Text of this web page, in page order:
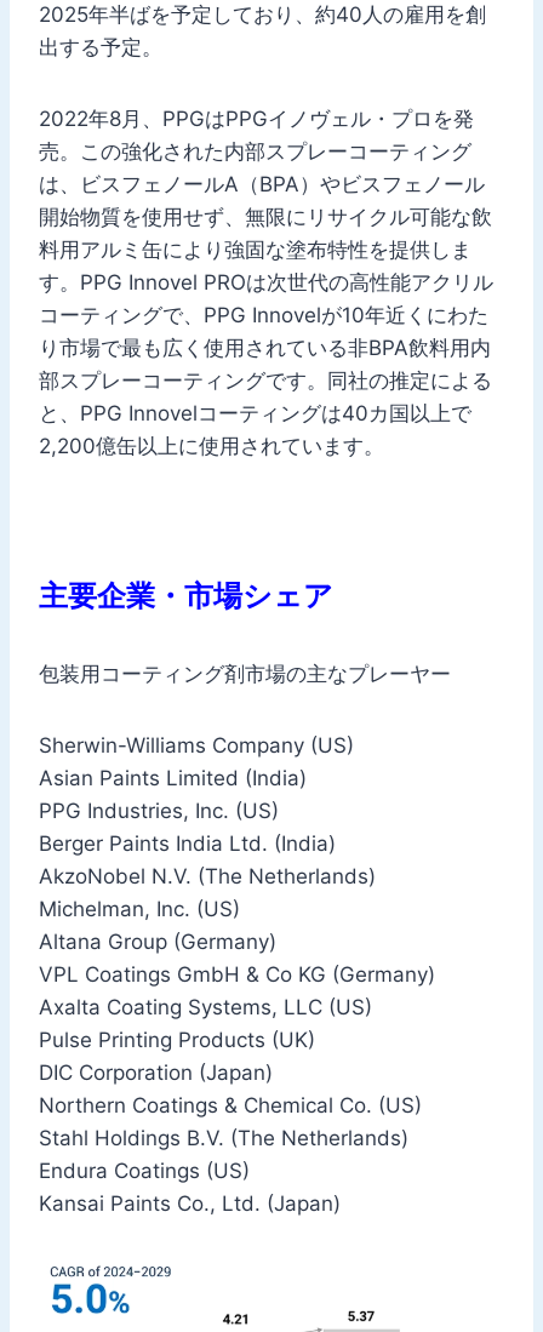
2025年半ばを予定しており、約40人の雇用を創
出する予定。
2022年8月、PPGはPPGイノヴェル・プロを発
売。この強化された内部スプレーコーティング
は、ビスフェノールA（BPA）やビスフェノール
開始物質を使用せず、無限にリサイクル可能な飲
料用アルミ缶により強固な塗布特性を提供しま
す。PPG Innovel PROは次世代の高性能アクリル
コーティングで、PPG Innovelが10年近くにわた
り市場で最も広く使用されている非BPA飲料用内
部スプレーコーティングです。同社の推定による
と、PPG Innovelコーティングは40カ国以上で
2,200億缶以上に使用されています。
主要企業・市場シェア
包装用コーティング剤市場の主なプレーヤー
Sherwin-Williams Company (US)
Asian Paints Limited (India)
PPG Industries, Inc. (US)
Berger Paints India Ltd. (India)
AkzoNobel N.V. (The Netherlands)
Michelman, Inc. (US)
Altana Group (Germany)
VPL Coatings GmbH & Co KG (Germany)
Axalta Coating Systems, LLC (US)
Pulse Printing Products (UK)
DIC Corporation (Japan)
Northern Coatings & Chemical Co. (US)
Stahl Holdings B.V. (The Netherlands)
Endura Coatings (US)
Kansai Paints Co., Ltd. (Japan)